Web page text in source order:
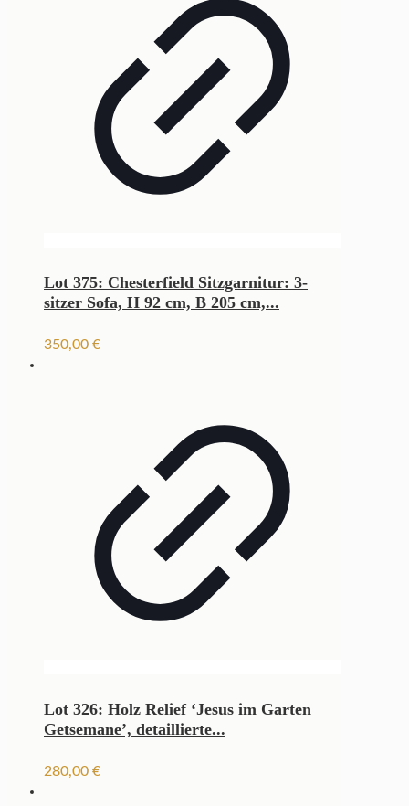
Lot 375: Chesterfield Sitzgarnitur: 3-
sitzer Sofa, H 92 cm, B 205 cm,...
350,00 €
Lot 326: Holz Relief ‘Jesus im Garten
Getsemane’, detaillierte...
280,00 €